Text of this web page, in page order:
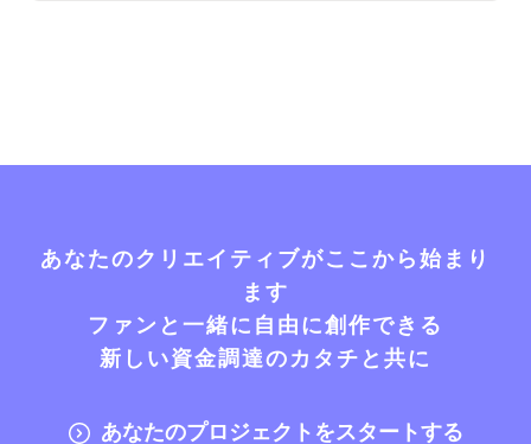
あなたのクリエイティブがここから始まり
ます
ファンと一緒に自由に創作できる
新しい資金調達のカタチと共に
あなたのプロジェクトをスタートする